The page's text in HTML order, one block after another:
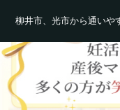
柳井市、光市から通いや